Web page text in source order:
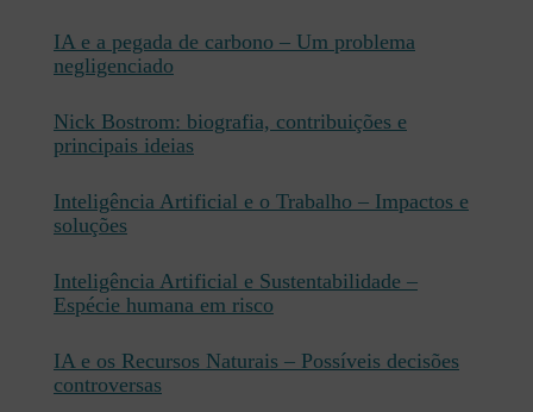
IA e a pegada de carbono – Um problema
negligenciado
Nick Bostrom: biografia, contribuições e
principais ideias
Inteligência Artificial e o Trabalho – Impactos e
soluções
Inteligência Artificial e Sustentabilidade –
Espécie humana em risco
IA e os Recursos Naturais – Possíveis decisões
controversas